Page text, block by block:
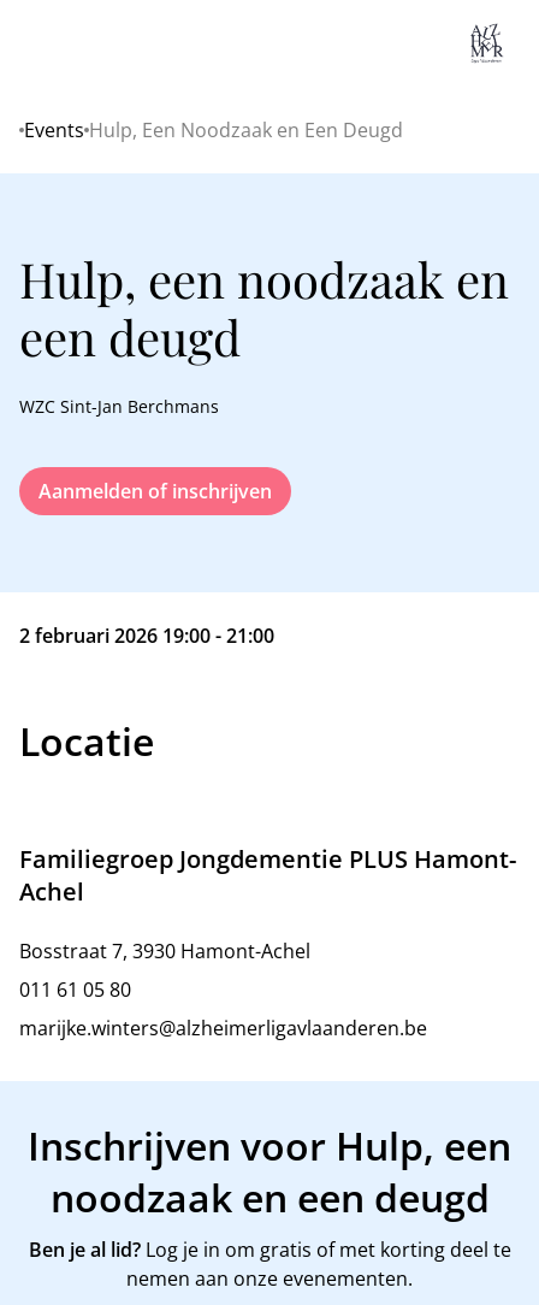
Home
Events Hulp, Een Noodzaak en Een Deugd
Hulp, een noodzaak en
een deugd
WZC Sint-Jan Berchmans
Aanmelden of inschrijven
2 februari 2026 19:00 - 21:00
Locatie
Familiegroep Jongdementie PLUS Hamont-
Achel
Bosstraat 7, 3930 Hamont-Achel
011 61 05 80
marijke.winters@alzheimerligavlaanderen.be
Inschrijven voor Hulp, een
noodzaak en een deugd
Ben je al lid?Log je in om gratis of met korting deel te
nemen aan onze evenementen.